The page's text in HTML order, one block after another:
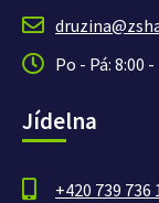
Po - Pá: 8:00 -
Jídelna
+420 739 736